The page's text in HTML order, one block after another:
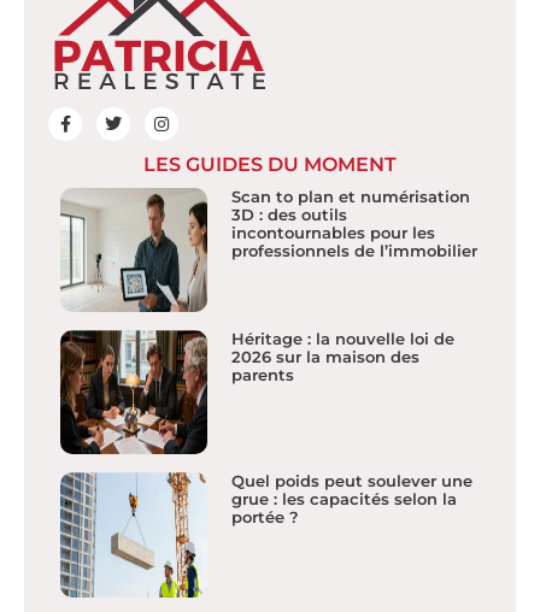
LES GUIDES DU MOMENT
Scan to plan et numérisation
3D : des outils
incontournables pour les
professionnels de l’immobilier
Héritage : la nouvelle loi de
2026 sur la maison des
parents
Quel poids peut soulever une
grue : les capacités selon la
portée ?